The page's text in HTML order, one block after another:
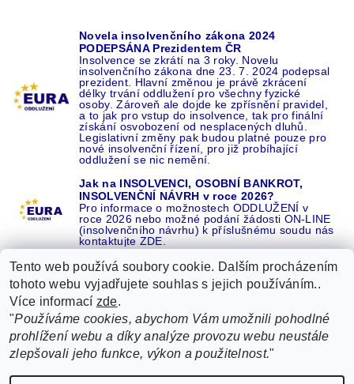
Novela insolvenčního zákona 2024
PODEPSÁNA Prezidentem ČR
Insolvence se zkrátí na 3 roky. Novelu
insolvenčního zákona dne 23. 7. 2024 podepsal
prezident. Hlavní změnou je právě zkrácení
délky trvání oddlužení pro všechny fyzické
osoby. Zároveň ale dojde ke zpřísnění pravidel,
a to jak pro vstup do insolvence, tak pro finální
získání osvobození od nesplacených dluhů.
Legislativní změny pak budou platné pouze pro
nové insolvenční řízení, pro již probíhající
oddlužení se nic nemění.
Jak na INSOLVENCI, OSOBNÍ BANKROT,
INSOLVENČNÍ NÁVRH v roce 2026?
Pro informace o možnostech ODDLUŽENÍ v
roce 2026 nebo možné podání žádosti ON-LINE
(insolvenčního návrhu) k příslušnému soudu nás
kontaktujte ZDE.
Recenze o NÁS na GOOGLE 16 let REFERENCÍ v celé ČR |
Recenze o NÁS na SEZNAMU |
ŽÁDEJTE život BEZ DLUHŮ nebo EXEKUCÍ ZDE
Tento web používá soubory cookie. Dalším procházením
tohoto webu vyjadřujete souhlas s jejich používáním..
Více informací zde.
"Používáme cookies, abychom Vám umožnili pohodlné
prohlížení webu a díky analýze provozu webu neustále
zlepšovali jeho funkce, výkon a použitelnost."